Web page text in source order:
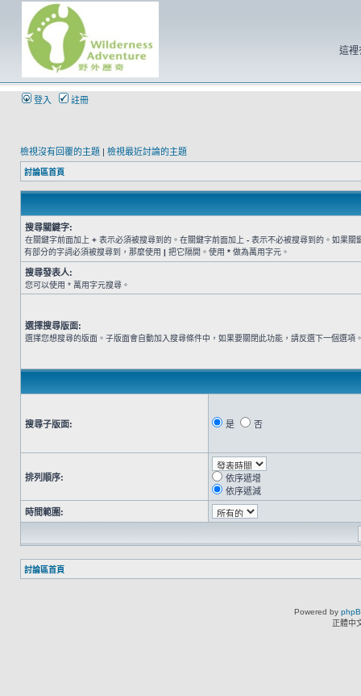
這裡
登入 註冊
檢視沒有回覆的主題 | 檢視最近討論的主題
討論區首頁
搜尋關鍵字:
在關鍵字前面加上 + 表示必須被搜尋到的。在關鍵字前面加上 - 表示不必被搜尋到的。如果關
有部分的字詞必須被搜尋到，那麼使用 | 把它隔開。使用 * 做為萬用字元。
搜尋發表人:
您可以使用 * 萬用字元搜尋。
選擇搜尋版面:
選擇您想搜尋的版面。子版面會自動加入搜尋條件中，如果要關閉此功能，請反選下一個選項
搜尋子版面: 是 否
排列順序:
依序遞增
依序遞減
時間範圍:
討論區首頁
Powered by
正體中